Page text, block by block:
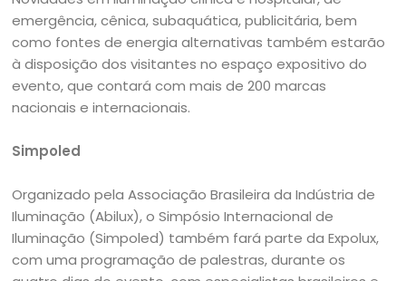
emergência, cênica, subaquática, publicitária, bem
como fontes de energia alternativas também estarão
à disposição dos visitantes no espaço expositivo do
evento, que contará com mais de 200 marcas
nacionais e internacionais.
Simpoled
Organizado pela Associação Brasileira da Indústria de
Iluminação (Abilux), o Simpósio Internacional de
Iluminação (Simpoled) também fará parte da Expolux,
com uma programação de palestras, durante os